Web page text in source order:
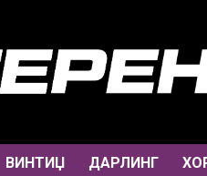
ВИНТИЏ ДАРЛИНГ